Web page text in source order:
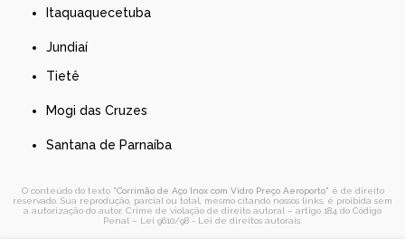
Itaquaquecetuba
Jundiaí
Tietê
Mogi das Cruzes
Santana de Parnaíba
O conteúdo do texto "Corrimão de Aço Inox com Vidro Preço Aeroporto" é de direito
reservado. Sua reprodução, parcial ou total, mesmo citando nossos links, é proibida sem
a autorização do autor. Crime de violação de direito autoral – artigo 184 do Código
Penal – Lei 9610/98 - Lei de direitos autorais